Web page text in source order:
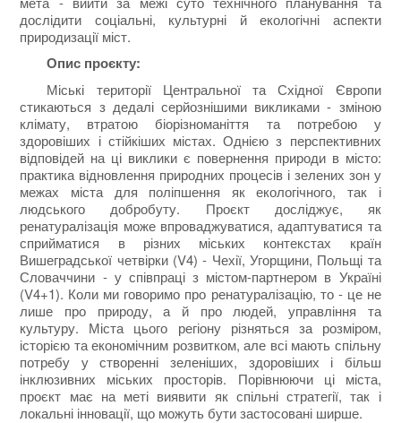
дослідити соціальні, культурні й екологічні аспекти
природизації міст.
Опис проєкту:
Міські території Центральної та Східної Європи
стикаються з дедалі серйознішими викликами - зміною
клімату, втратою біорізноманіття та потребою у
здоровіших і стійкіших містах. Однією з перспективних
відповідей на ці виклики є повернення природи в місто:
практика відновлення природних процесів і зелених зон у
межах міста для поліпшення як екологічного, так і
людського добробуту. Проєкт досліджує, як
ренатуралізація може впроваджуватися, адаптуватися та
сприйматися в різних міських контекстах країн
Вишеградської четвірки (V4) - Чехії, Угорщини, Польщі та
Словаччини - у співпраці з містом-партнером в Україні
(V4+1). Коли ми говоримо про ренатуралізацію, то - це не
лише про природу, а й про людей, управління та
культуру. Міста цього регіону різняться за розміром,
історією та економічним розвитком, але всі мають спільну
потребу у створенні зеленіших, здоровіших і більш
інклюзивних міських просторів. Порівнюючи ці міста,
проєкт має на меті виявити як спільні стратегії, так і
локальні інновації, що можуть бути застосовані ширше.